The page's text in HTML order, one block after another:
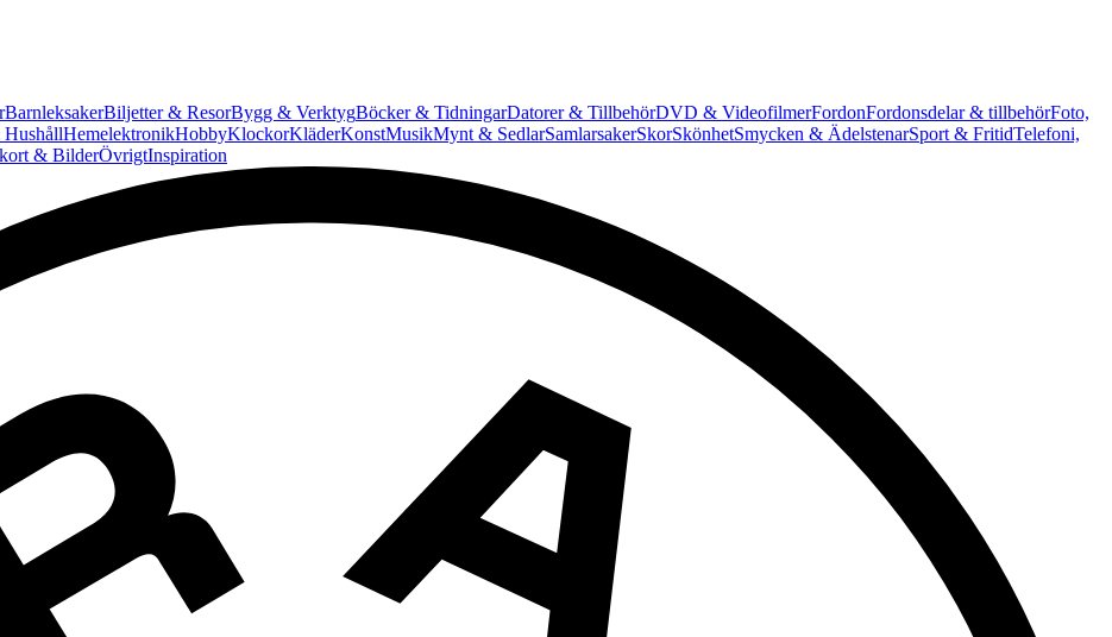
BarnleksakerBiljetter & ResorBygg & VerktygBöcker & TidningarDatorer & TillbehörDVD & VideofilmerFordonFordonsdelar & tillbehörFoto,
HemelektronikHobbyKlockorKläderKonstMusikMynt & SedlarSamlarsakerSkorSkönhetSmycken & ÄdelstenarSport & FritidTelefoni,
& BilderÖvrigtInspiration